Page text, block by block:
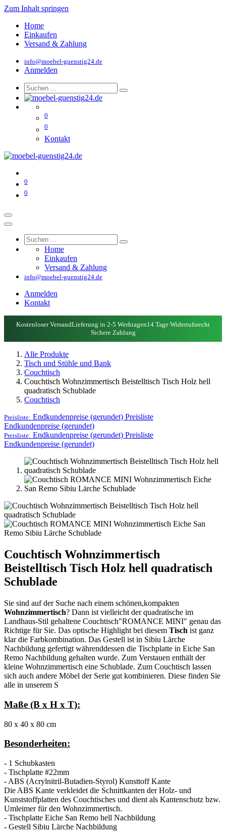
Zum Inhalt springen
Home
Einkaufen
Versand & Zahlung
info@moebel-guenstig24.de
Anmelden
0
0
Kontakt
0
0
Home
Einkaufen
Versand & Zahlung
info@moebel-guenstig24.de
Anmelden
Kontakt
Kostenloser VersandLieferung in 2-5 Werktagen14 Tage Widerrufsrecht
Sichere Zahlung
Alle Produkte
Tisch und Stühle und Bank
Couchtisch
Couchtisch Wohnzimmertisch Beistelltisch Tisch Holz hell
quadratisch Schublade
Couchtisch
Preisliste: Endkundenpreise (gerundet) Preisliste
Endkundenpreise (gerundet)
Preisliste: Endkundenpreise (gerundet) Preisliste
Endkundenpreise (gerundet)
Couchtisch Wohnzimmertisch
Beistelltisch Tisch Holz hell quadratisch
Schublade
Sie sind auf der Suche nach einem schönen,kompakten
Wohnzimmertisch? Dann ist vielleicht der quadratische im
Landhaus-Stil gehaltene Couchtisch"ROMANCE MINI" genau das
Richtige für Sie. Das optische Highlight bei diesem Tisch ist ganz
klar die Farbkombination. Das Gestell ist in Sibiu Lärche
Nachbildung gefertigt währenddessen die Tischplatte in Eiche San
Remo Nachbildung gehalten wurde. Zum Verstauen enthält der
kleine Wohnzimmertisch eine Schublade. Zum Couchtisch lassen
sich auch andere Möbel der Serie gut kombinieren. Diese finden Sie
alle in unserem S
Maße (B x H x T):
80 x 40 x 80 cm
Besonderheiten:
- 1 Schubkasten
- Tischplatte #22mm
- ABS (Acrylnitril-Butadien-Styrol) Kunsttoff Kante
Die ABS Kante verkleidet die Schnittkanten der Holz- und
Kunststoffplatten des Couchtisches und dient als Kantenschutz bzw.
Umleimer für den Wohnzimmertisch.
- Tischplatte Eiche San Remo hell Nachbildung
- Gestell Sibiu Lärche Nachbildung